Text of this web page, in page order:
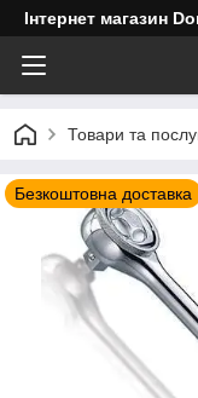
Інтернет магазин
Товари та
Безкоштовна доставка